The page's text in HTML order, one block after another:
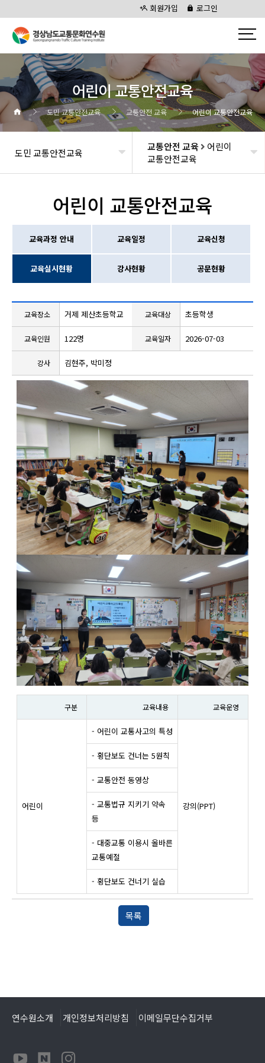
회원가입 로그인
어린이 교통안전교육
도민 교통안전교육 교통안전 교육 어린이 교통안전교육
도민 교통안전교육 교통안전 교육
어린이
교통안전교육
어린이 교통안전교육
교육과정 안내 교육일정 교육신청
교육실시현황 강사현황 공문현황
교육장소 거제 제산초등학교 교육대상 초등학생
교육인원 122명 교육일자 2026-07-03
강사 김현주, 박미정
구분 교육내용 교육운영
어린이
- 어린이 교통사고의 특성
강의(PPT)
- 횡단보도 건너는 5원칙
- 교통안전 동영상
- 교통법규 지키기 약속
등
- 대중교통 이용시 올바른
교통예절
- 횡단보도 건너기 실습
목록
연수원소개 개인정보처리방침 이메일무단수집거부